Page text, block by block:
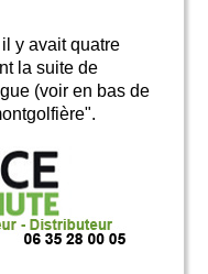
y avait quatre
la suite de
(voir en bas de